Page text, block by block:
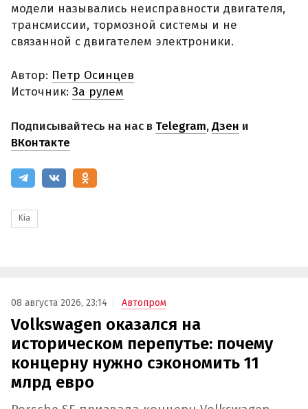
модели назывались неисправности двигателя,
трансмиссии, тормозной системы и не
связанной с двигателем электроники.
Автор: Петр Осинцев
Источник: За рулем
Подписывайтесь на нас в Telegram,Дзен и
ВКонтакте
Kia
08 августа 2026, 23:14 Автопром
Volkswagen оказался на
историческом перепутье: почему
концерну нужно сэкономить 11
млрд евро